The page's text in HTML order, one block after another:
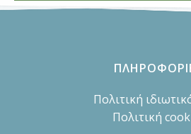
Πολιτική
Πολιτική